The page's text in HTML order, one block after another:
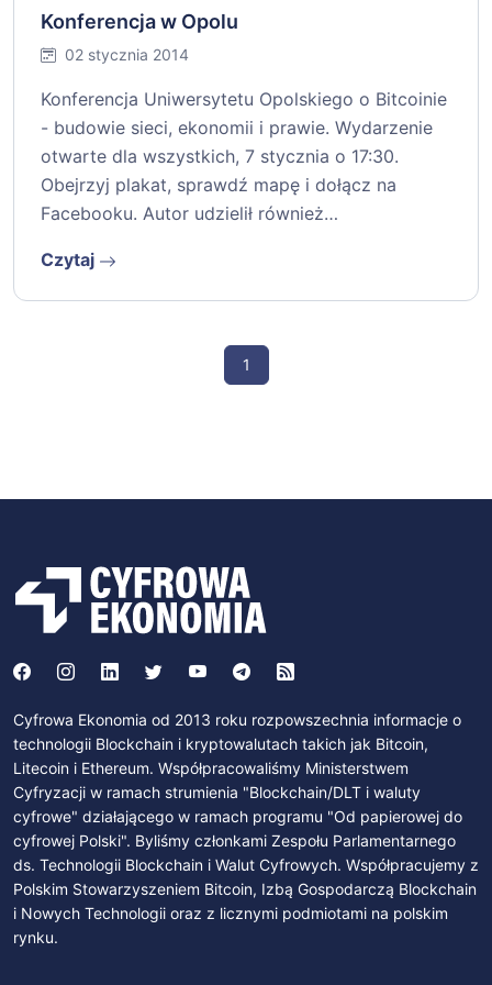
Konferencja w Opolu
02 stycznia 2014
Konferencja Uniwersytetu Opolskiego o Bitcoinie
- budowie sieci, ekonomii i prawie. Wydarzenie
otwarte dla wszystkich, 7 stycznia o 17:30.
Obejrzyj plakat, sprawdź mapę i dołącz na
Facebooku. Autor udzielił również…
Czytaj
1
Cyfrowa Ekonomia od 2013 roku rozpowszechnia informacje o
technologii Blockchain i kryptowalutach takich jak Bitcoin,
Litecoin i Ethereum. Współpracowaliśmy Ministerstwem
Cyfryzacji w ramach strumienia "Blockchain/DLT i waluty
cyfrowe" działającego w ramach programu "Od papierowej do
cyfrowej Polski". Byliśmy członkami Zespołu Parlamentarnego
ds. Technologii Blockchain i Walut Cyfrowych. Współpracujemy z
Polskim Stowarzyszeniem Bitcoin, Izbą Gospodarczą Blockchain
i Nowych Technologii oraz z licznymi podmiotami na polskim
rynku.